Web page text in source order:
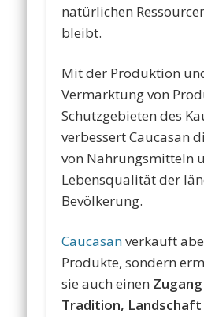
natürlichen
bleibt.
Mit der Produktion
Vermarktung von
Schutzgebieten des
verbessert Caucasan
von Nahrungsmitteln
Lebensqualität der
Bevölkerung.
Caucasanverkauft
Produkte, sondern
sie auch einen
Tradition, Landschaft